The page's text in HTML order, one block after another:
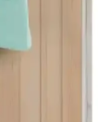
Hafif Pamuklu
bornozu, %100 pamuk,
kullanımda konfor
çıkar.